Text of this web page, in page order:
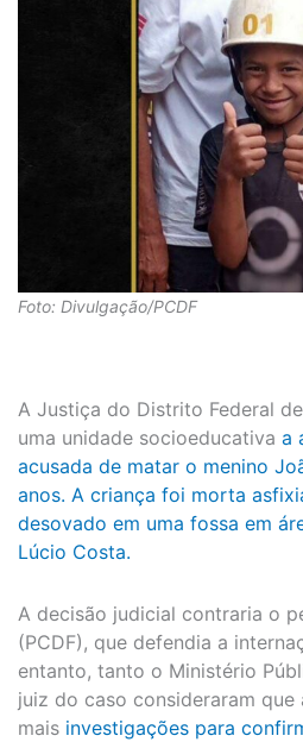
Foto: Divulgação/PCDF
A Justiça do Distrito Federal
uma unidade socioeducativa a
acusada de matar o menino
anos. A criança foi morta
desovado em uma fossa em
Lúcio Costa.
A decisão judicial contraria o
(PCDF), que defendia a
entanto, tanto o Ministério
juiz do caso consideraram que
mais investigações para